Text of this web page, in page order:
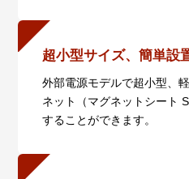
※1 AT-MMC200/SC・AT-
ドウェアリビジョン以降の
ます。
・AT-MMC200/SC：ハー
以降
・AT-MMC200/ST： ハー
これより前のMMC200シリ
超小型サイズ、簡単設
外部電源モデルで超小型、
ネット（マグネットシート
することができます。